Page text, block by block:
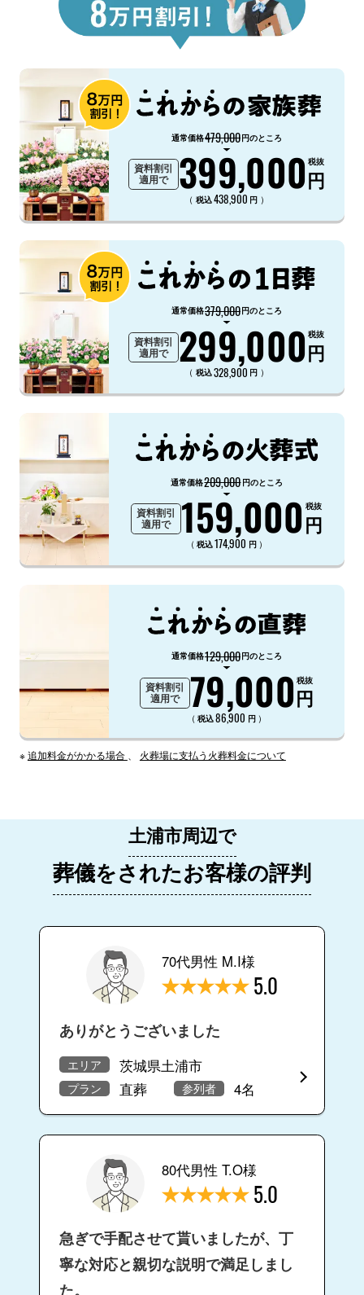
通常価格479,000円のところ
資料割引
適用で
399,000円
税抜
（ 税込438,900 円 ）
通常価格379,000円のところ
資料割引
適用で
299,000円
税抜
（ 税込328,900 円 ）
通常価格209,000円のところ
資料割引
適用で
159,000円
税抜
（ 税込174,900 円 ）
通常価格129,000円のところ
資料割引
適用で
79,000円
税抜
（ 税込86,900 円 ）
※追加料金がかかる場合 火葬場に支払う火葬料金について
土浦市周辺で
葬儀をされたお客様の評判
70代男性 M.I様
5.0
ありがとうございました
エリア 茨城県土浦市
プラン 直葬 参列者 4名
80代男性 T.O様
5.0
急ぎで手配させて貰いましたが、丁
寧な対応と親切な説明で満足しまし
た。